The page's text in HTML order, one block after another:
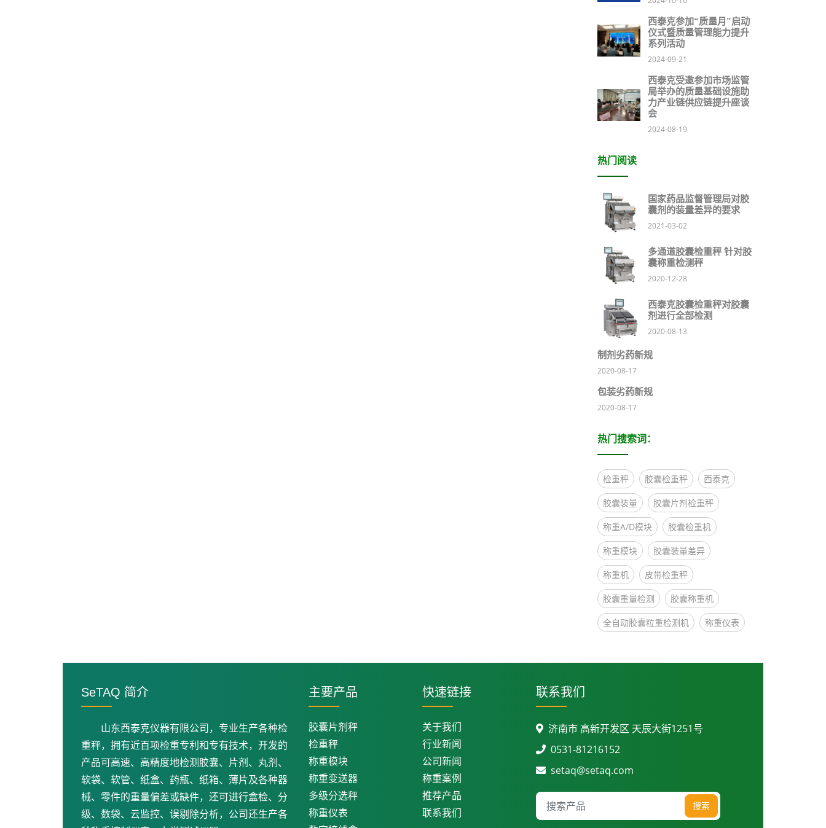
西泰克参加“质量月”启动
仪式暨质量管理能力提升
系列活动
2024-09-21
西泰克受邀参加市场监管
局举办的质量基础设施助
力产业链供应链提升座谈
会
2024-08-19
热门阅读
国家药品监督管理局对胶
囊剂的装量差异的要求
2021-03-02
多通道胶囊检重秤 针对胶
囊称重检测秤
2020-12-28
西泰克胶囊检重秤对胶囊
剂进行全部检测
2020-08-13
制剂劣药新规
2020-08-17
包装劣药新规
2020-08-17
热门搜索词：
检重秤 胶囊检重秤 西泰克
胶囊装量 胶囊片剂检重秤
称重A/D模块 胶囊检重机
称重模块 胶囊装量差异
称重机 皮带检重秤
胶囊重量检测 胶囊称重机
全自动胶囊粒重检测机 称重仪表
SeTAQ 简介
山东西泰克仪器有限公司，专业生产各种检
重秤，拥有近百项检重专利和专有技术，开发的
产品可高速、高精度地检测胶囊、片剂、丸剂、
软袋、软管、纸盒、药瓶、纸箱、薄片及各种器
械、零件的重量偏差或缺件，还可进行盒检、分
级、数袋、云监控、误剔除分析，公司还生产各
主要产品
胶囊片剂秤
检重秤
称重模块
称重变送器
多级分选秤
称重仪表
快速链接
关于我们
行业新闻
公司新闻
称重案例
推荐产品
联系我们
联系我们
济南市 高新开发区 天辰大街1251号
0531-81216152
setaq@setaq.com
搜索